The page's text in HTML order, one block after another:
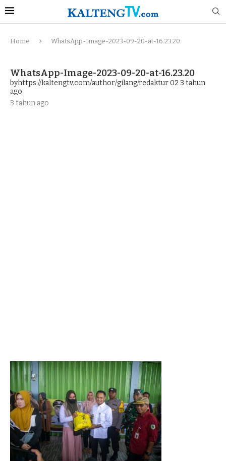
Home WhatsApp-Image-2023-09-20-at-16.23.20
WhatsApp-Image-2023-09-20-at-16.23.20
byhttps://kaltengtv.com/author/gilang/redaktur 02 3 tahun
ago
3 tahun ago